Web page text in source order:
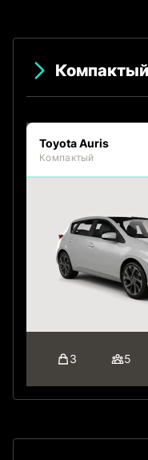
Toyota Auris
Компактый
3 5